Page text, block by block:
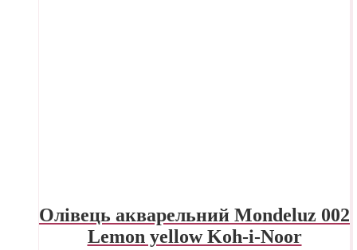
Олівець акварельний Mondeluz 002
Lemon yellow Koh-i-Noor